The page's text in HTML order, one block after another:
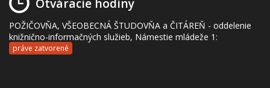
Otváracie hodiny
POŽIČOVŇA, VŠEOBECNÁ ŠTUDOVŇA a ČITÁREŇ - oddelenie
knižnično-informačných služieb, Námestie mládeže 1:
práve zatvorené